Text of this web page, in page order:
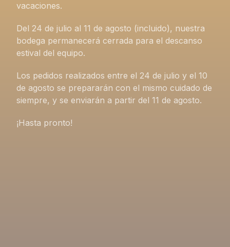
vacaciones.
Del 24 de julio al 11 de agosto (incluido), nuestra
bodega permanecerá cerrada para el descanso
estival del equipo.
Los pedidos realizados entre el 24 de julio y el 10
de agosto se prepararán con el mismo cuidado de
siempre, y se enviarán a partir del 11 de agosto.
¡Hasta pronto!